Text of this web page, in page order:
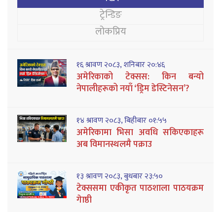
ट्रेन्डिङ
लोकप्रिय
१६ श्रावण २०८३, शनिबार २०:४६
अमेरिकाको टेक्सस: किन बन्यो
नेपालीहरूको नयाँ ‘ड्रिम डेस्टिनेसन’?
१४ श्रावण २०८३, बिहीबार ०१:५५
अमेरिकामा भिसा अवधि सकिएकाहरू
अब विमानस्थलमै पक्राउ
१३ श्रावण २०८३, बुधबार २३:५०
टेक्ससमा एकीकृत पाठशाला पाठयक्रम
गेाष्ठी